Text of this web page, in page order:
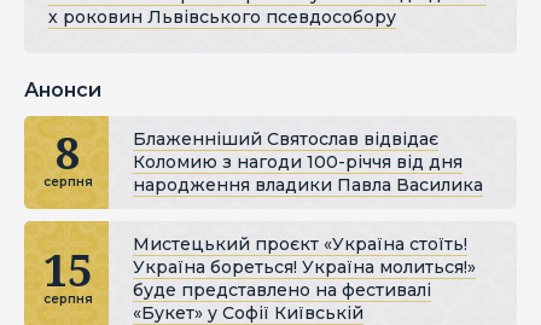
х роковин Львівського псевдособору
Анонси
8
серпня
Блаженніший Святослав відвідає
Коломию з нагоди 100-річчя від дня
народження владики Павла Василика
15
серпня
Мистецький проєкт «Україна стоїть!
Україна бореться! Україна молиться!»
буде представлено на фестивалі
«Букет» у Софії Київській